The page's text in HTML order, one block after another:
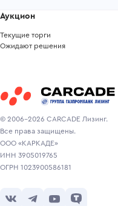
© 2006-2026 CARCADE Лизинг.
Все права защищены.
ООО «КАРКАДЕ»
ИНН 3905019765
ОГРН 1023900586181
Аукцион
Текущие торги
Ожидают решения